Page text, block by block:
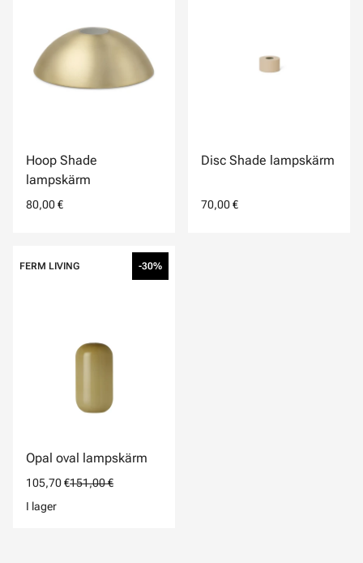
Hoop Shade
lampskärm
80,00 €
Disc Shade lampskärm
70,00 €
FERM LIVING -30%
Opal oval lampskärm
105,70 €151,00 €
I lager